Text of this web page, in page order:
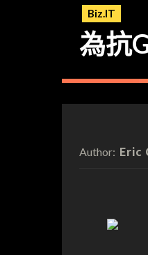
Biz.IT
為抗
Author: Eric